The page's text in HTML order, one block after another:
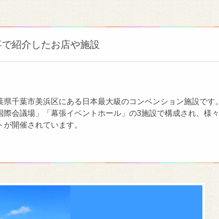
紹介したお店や施設
県千葉市美浜区にある日本最大級のコンベンション施設です
際会議場」「幕張イベントホール」の3施設で構成され、様
開催されています。